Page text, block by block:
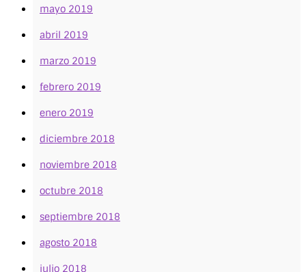
mayo 2019
abril 2019
marzo 2019
febrero 2019
enero 2019
diciembre 2018
noviembre 2018
octubre 2018
septiembre 2018
agosto 2018
julio 2018